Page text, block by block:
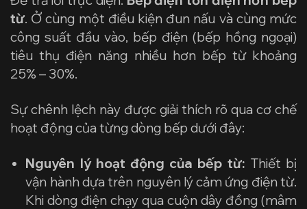
từ. Ở cùng một điều kiện đun nấu và cùng mức
công suất đầu vào, bếp điện (bếp hồng ngoại)
tiêu thụ điện năng nhiều hơn bếp từ khoảng
25% – 30%.
Sự chênh lệch này được giải thích rõ qua cơ chế
hoạt động của từng dòng bếp dưới đây:
Nguyên lý hoạt động của bếp từ: Thiết bị
vận hành dựa trên nguyên lý cảm ứng điện từ.
Khi dòng điện chạy qua cuộn dây đồng (mâm